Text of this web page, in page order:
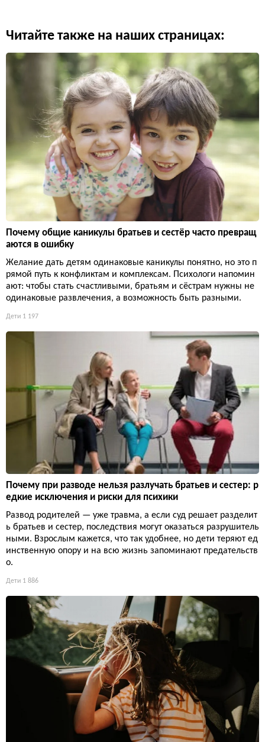
Читайте также на наших страницах:
Почему общие каникулы братьев и сестёр часто превращ
аются в ошибку
Желание дать детям одинаковые каникулы понятно, но это п
рямой путь к конфликтам и комплексам. Психологи напомин
ают: чтобы стать счастливыми, братьям и сёстрам нужны не
одинаковые развлечения, а возможность быть разными.
Дети 1 197
Почему при разводе нельзя разлучать братьев и сестер: р
едкие исключения и риски для психики
Развод родителей — уже травма, а если суд решает разделит
ь братьев и сестер, последствия могут оказаться разрушитель
ными. Взрослым кажется, что так удобнее, но дети теряют ед
инственную опору и на всю жизнь запоминают предательств
о.
Дети 1 886